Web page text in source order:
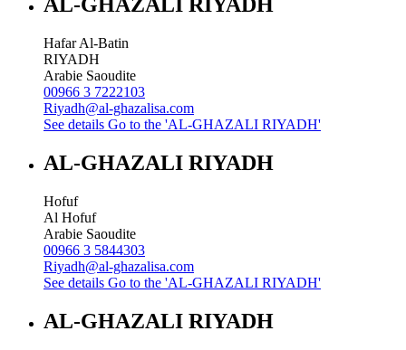
Hafar Al-Batin
RIYADH
Arabie Saoudite
00966 3 7222103
Riyadh@al-ghazalisa.com
See details Go to the 'AL-GHAZALI RIYADH'
AL-GHAZALI RIYADH
Hofuf
Al Hofuf
Arabie Saoudite
00966 3 5844303
Riyadh@al-ghazalisa.com
See details Go to the 'AL-GHAZALI RIYADH'
AL-GHAZALI RIYADH